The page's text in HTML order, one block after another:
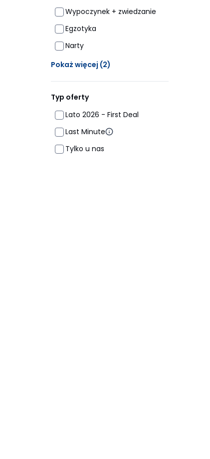
Wypoczynek + zwiedzanie
Egzotyka
Narty
Pokaż więcej (2)
Typ oferty
Lato 2026 - First Deal
Last Minute
Tylko u nas